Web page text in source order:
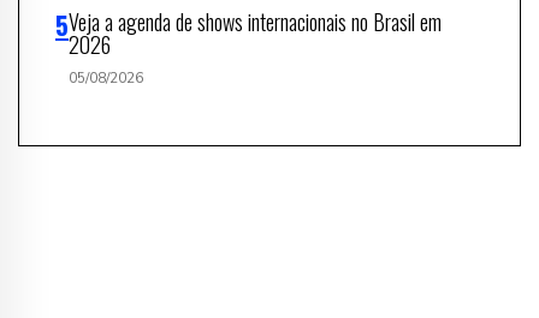
Veja a agenda de shows internacionais no Brasil em
2026
05/08/2026